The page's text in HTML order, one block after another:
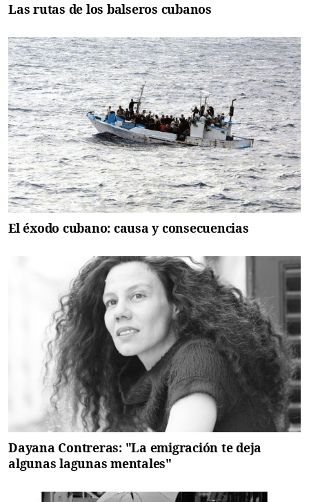
Las rutas de los balseros cubanos
El éxodo cubano: causa y consecuencias
Dayana Contreras: "La emigración te deja
algunas lagunas mentales"